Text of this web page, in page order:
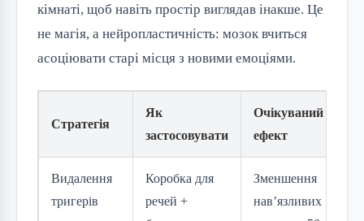
кімнаті, щоб навіть простір виглядав інакше. Це
не магія, а нейропластичність: мозок вчиться
асоціювати старі місця з новими емоціями.
Стратегія
Як
застосовувати
Очікуваний
ефект
Видалення
тригерів
Коробка для
речей +
Зменшення
нав’язливих